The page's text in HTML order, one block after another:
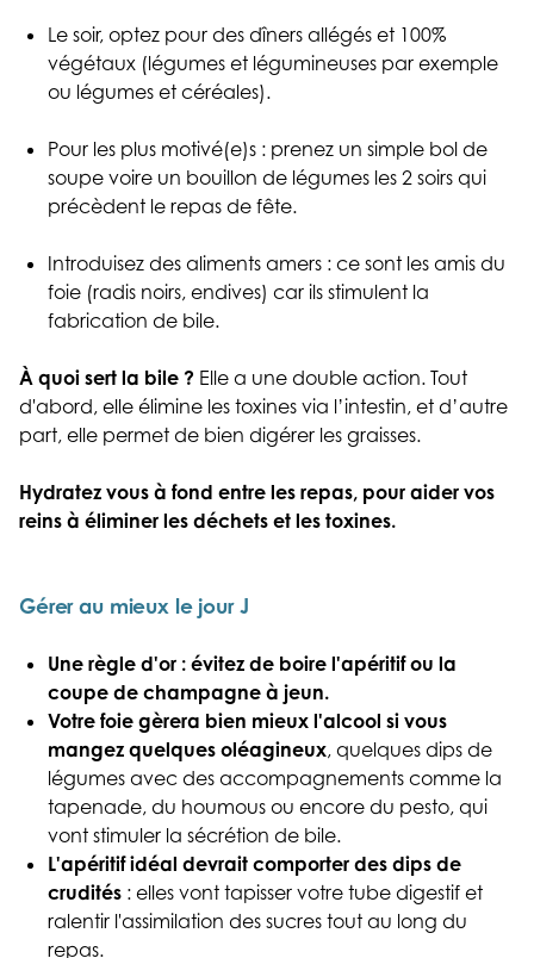
Le soir, optez pour des dîners allégés et 100%
végétaux (légumes et légumineuses par exemple
ou légumes et céréales).
Pour les plus motivé(e)s : prenez un simple bol de
soupe voire un bouillon de légumes les 2 soirs qui
précèdent le repas de fête.
Introduisez des aliments amers : ce sont les amis du
foie (radis noirs, endives) car ils stimulent la
fabrication de bile.
À quoi sert la bile ? Elle a une double action. Tout
d'abord, elle élimine les toxines via l’intestin, et d’autre
part, elle permet de bien digérer les graisses.
Hydratez vous à fond entre les repas, pour aider vos
reins à éliminer les déchets et les toxines.
Gérer au mieux le jour J
Une règle d'or : évitez de boire l'apéritif ou la
coupe de champagne à jeun.
Votre foie gèrera bien mieux l'alcool si vous
mangez quelques oléagineux, quelques dips de
légumes avec des accompagnements comme la
tapenade, du houmous ou encore du pesto, qui
vont stimuler la sécrétion de bile.
L'apéritif idéal devrait comporter des dips de
crudités : elles vont tapisser votre tube digestif et
ralentir l'assimilation des sucres tout au long du
repas.